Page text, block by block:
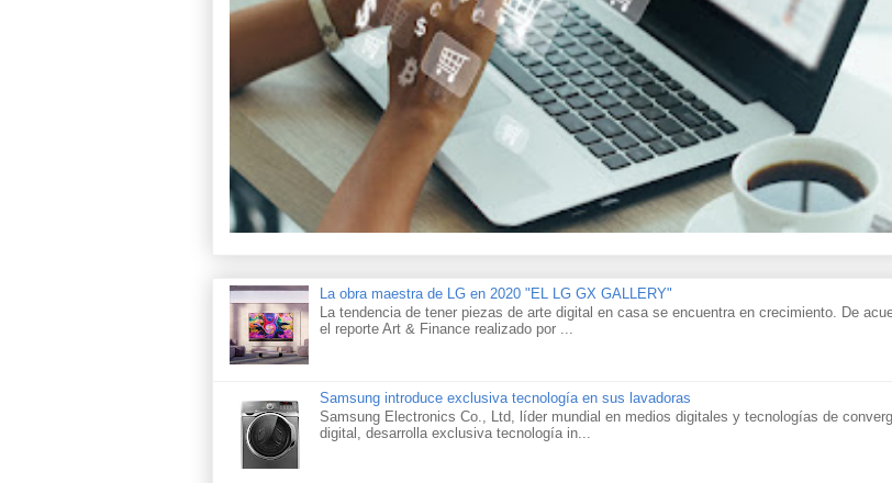
La obra maestra de LG en 2020 "EL LG GX GALLERY"
La tendencia de tener piezas de arte digital en casa se encuentra en crecimiento. De
el reporte Art & Finance realizado por ...
Samsung introduce exclusiva tecnología en sus lavadoras
Samsung Electronics Co., Ltd, líder mundial en medios digitales y tecnologías de
digital, desarrolla exclusiva tecnología in...